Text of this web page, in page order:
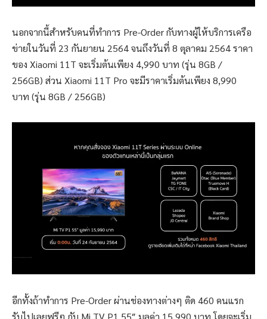
นอกจากนี้สำหรับคนที่ทำการ Pre-Order กับทางผู้ให้บริการเครือ
ข่ายในวันที่ 23 กันยายน 2564 จนถึงวันที่ 8 ตุลาคม 2564 ราคา
ของ Xiaomi 11T จะเริ่มต้นเพียง 4,990 บาท (รุ่น 8GB /
256GB) ส่วน Xiaomi 11T Pro จะมีราคาเริ่มต้นเพียง 8,990
บาท (รุ่น 8GB / 256GB)
อีกทั้งถ้าทำการ Pre-Order ผ่านช่องทางต่างๆ ติด 460 คนแรก
รับไปเลยฟรีๆ กับ Mi TV P1 55″ มูลค่า 15,990 บาท โดยจะเริ่ม